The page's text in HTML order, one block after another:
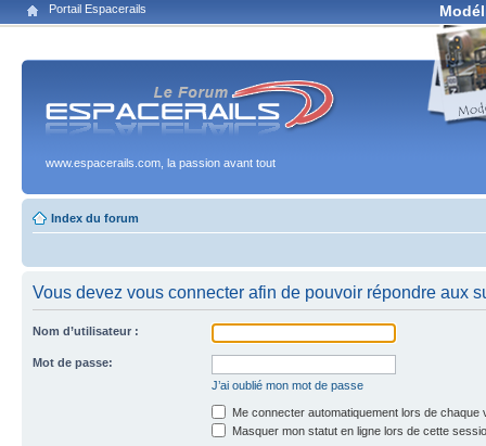
Portail Espacerails
www.espacerails.com, la passion avant tout
Index du forum
Vous devez vous connecter afin de pouvoir répondre aux
Nom d’utilisateur :
Mot de passe:
J’ai oublié mon mot de passe
Me connecter automatiquement lors de chaque
Masquer mon statut en ligne lors de cette